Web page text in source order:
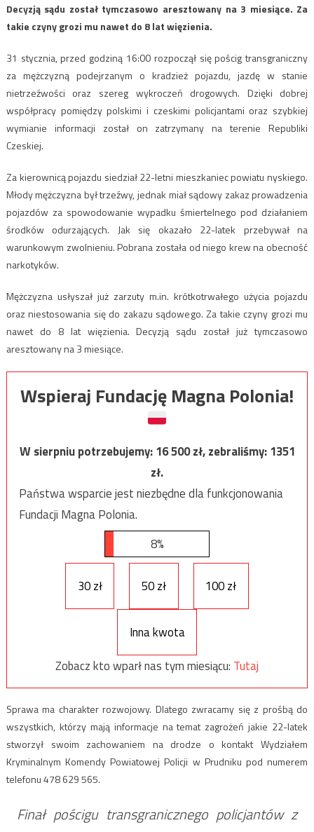
Decyzją sądu został tymczasowo aresztowany na 3 miesiące. Za
takie czyny grozi mu nawet do 8 lat więzienia.
31 stycznia, przed godziną 16:00 rozpoczął się pościg transgraniczny
za mężczyzną podejrzanym o kradzież pojazdu, jazdę w stanie
nietrzeźwości oraz szereg wykroczeń drogowych. Dzięki dobrej
współpracy pomiędzy polskimi i czeskimi policjantami oraz szybkiej
wymianie informacji został on zatrzymany na terenie Republiki
Czeskiej.
Za kierownicą pojazdu siedział 22-letni mieszkaniec powiatu nyskiego.
Młody mężczyzna był trzeźwy, jednak miał sądowy zakaz prowadzenia
pojazdów za spowodowanie wypadku śmiertelnego pod działaniem
środków odurzających. Jak się okazało 22-latek przebywał na
warunkowym zwolnieniu. Pobrana została od niego krew na obecność
narkotyków.
Mężczyzna usłyszał już zarzuty m.in. krótkotrwałego użycia pojazdu
oraz niestosowania się do zakazu sądowego. Za takie czyny grozi mu
nawet do 8 lat więzienia. Decyzją sądu został już tymczasowo
aresztowany na 3 miesiące.
Wspieraj Fundację Magna Polonia!
W sierpniu potrzebujemy:16 500zł, zebraliśmy:1351
zł.
Państwa wsparcie jest niezbędne dla funkcjonowania
Fundacji Magna Polonia.
8%
30 zł 50 zł 100 zł
Inna kwota
Zobacz kto wparł nas tym miesiącu: Tutaj
Sprawa ma charakter rozwojowy. Dlatego zwracamy się z prośbą do
wszystkich, którzy mają informacje na temat zagrożeń jakie 22-latek
stworzył swoim zachowaniem na drodze o kontakt Wydziałem
Kryminalnym Komendy Powiatowej Policji w Prudniku pod numerem
telefonu 478 629 565.
Finał pościgu transgranicznego policjantów z